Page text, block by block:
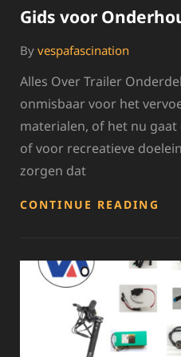
Gids voor
By vespafascination
Alles Over Trailer
onmisbaar voor het
materialen, of het nu
of voor recreatieve
zorgen dat
CONTINUE READING